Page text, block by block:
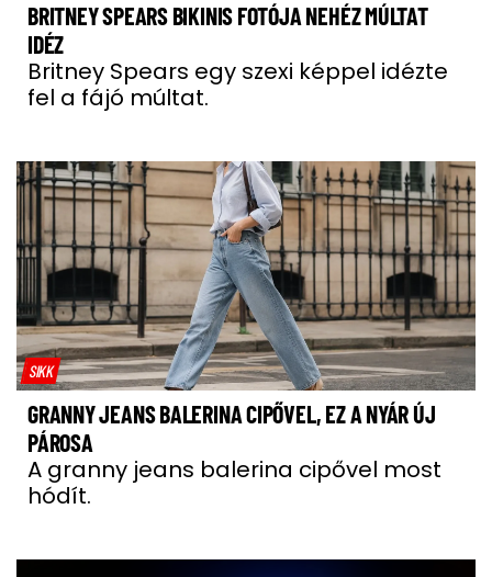
BRITNEY SPEARS BIKINIS FOTÓJA NEHÉZ MÚLTAT
IDÉZ
Britney Spears egy szexi képpel idézte
fel a fájó múltat.
SIKK
GRANNY JEANS BALERINA CIPŐVEL, EZ A NYÁR ÚJ
PÁROSA
A granny jeans balerina cipővel most
hódít.